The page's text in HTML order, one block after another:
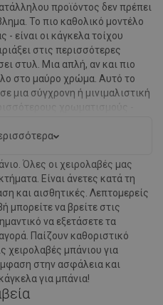
προϊόντος δεν πρέπει
Το πιο καθολικό μοντέλο
είναι οι κάγκελα τοίχου
στις περισσότερες
στυλ. Μια απλή, αν και πιο
στο μαύρο χρώμα. Αυτό το
μια σύγχρονη ή μινιμαλιστική
χρωματισμούς -
Καλύτερα να το
Όλες οι χειρολαβές μας
Είναι άνετες κατά τη
και αισθητικές. Λεπτομερείς
μπορείτε να βρείτε στις
να εξετάσετε τα
Παίζουν καθοριστικό
χειρολαβές μπάνιου για
στην ασφάλεια και
για μπάνια!